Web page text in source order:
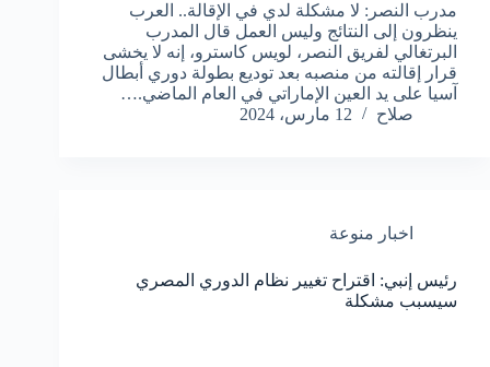
مدرب النصر: لا مشكلة لدي في الإقالة.. العرب
ينظرون إلى النتائج وليس العمل قال المدرب
البرتغالي لفريق النصر، لويس كاسترو، إنه لا يخشى
قرار إقالته من منصبه بعد توديع بطولة دوري أبطال
آسيا على يد العين الإماراتي في العام الماضي.…
صلاح
12 مارس، 2024
اخبار منوعة
رئيس إنبي: اقتراح تغيير نظام الدوري المصري
سيسبب مشكلة